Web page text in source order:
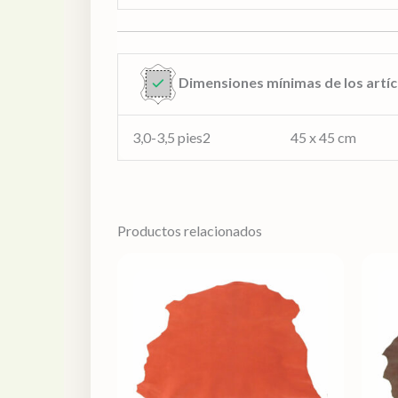
Dimensiones mínimas de los
3,0-3,5 pies2 45 x 45 cm
Productos relacionados